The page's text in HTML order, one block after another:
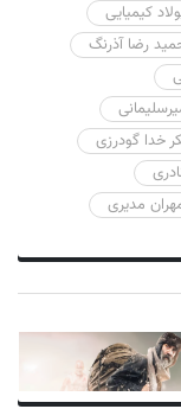
کیمیایی
رضا آذرنگ
خدا گودرزی
مدیری